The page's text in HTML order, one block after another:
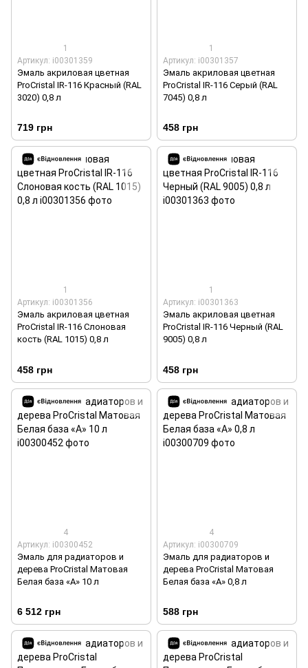
1
Артикул: i00301359
Эмаль акриловая цветная
ProCristal IR-116 Красный (RAL
3020) 0,8 л
719 грн
1
Артикул: i00301357
Эмаль акриловая цветная
ProCristal IR-116 Серый (RAL
7045) 0,8 л
458 грн
1
Артикул: i00301356
Эмаль акриловая цветная
ProCristal IR-116 Слоновая
кость (RAL 1015) 0,8 л
458 грн
1
Артикул: i00301363
Эмаль акриловая цветная
ProCristal IR-116 Черный (RAL
9005) 0,8 л
458 грн
4
Артикул: i00300452
Эмаль для радиаторов и
дерева ProCristal Матовая
Белая база «А» 10 л
6 512 грн
4
Артикул: i00300709
Эмаль для радиаторов и
дерева ProCristal Матовая
Белая база «А» 0,8 л
588 грн